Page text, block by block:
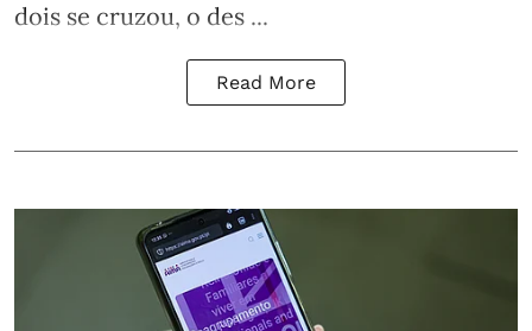
dois se cruzou, o des ...
Read More